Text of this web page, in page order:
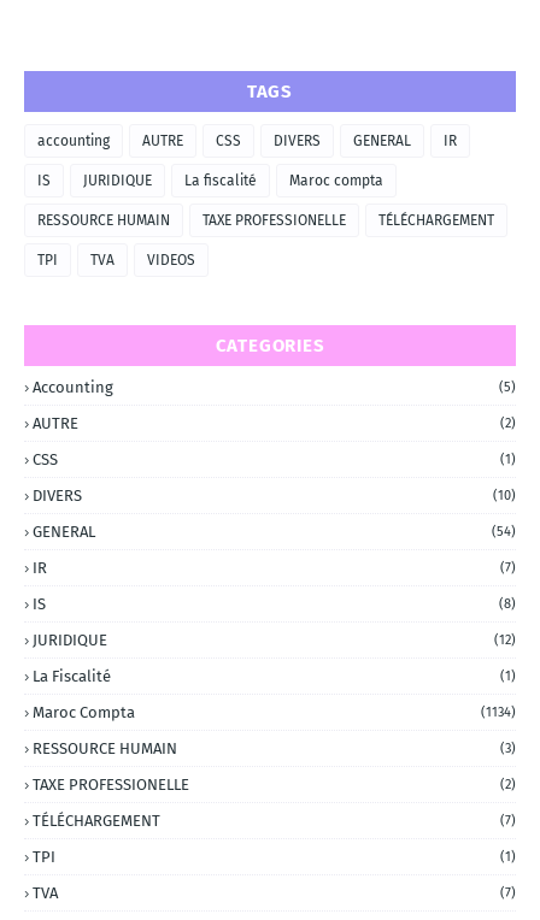
TAGS
accounting AUTRE CSS DIVERS GENERAL IR
IS JURIDIQUE La fiscalité Maroc compta
RESSOURCE HUMAIN TAXE PROFESSIONELLE TÉLÉCHARGEMENT
TPI TVA VIDEOS
CATEGORIES
Accounting (5)
AUTRE (2)
CSS (1)
DIVERS (10)
GENERAL (54)
IR (7)
IS (8)
JURIDIQUE (12)
La Fiscalité (1)
Maroc Compta (1134)
RESSOURCE HUMAIN (3)
TAXE PROFESSIONELLE (2)
TÉLÉCHARGEMENT (7)
TPI (1)
TVA (7)